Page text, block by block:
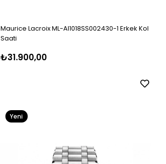
Maurice Lacroix ML-AI1018SS002430-1 Erkek Kol
Saati
₺31.900,00
Yeni